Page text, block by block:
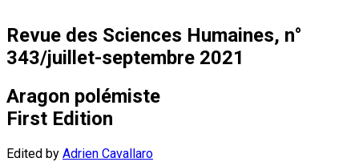
Revue des Sciences Humaines, n°
343/juillet-septembre 2021
Aragon polémiste
First Edition
Edited by Adrien Cavallaro